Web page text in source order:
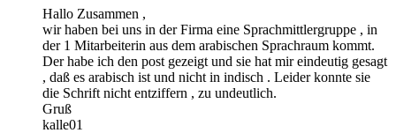
Hallo Zusammen ,
wir haben bei uns in der Firma eine Sprachmittlergruppe , in
der 1 Mitarbeiterin aus dem arabischen Sprachraum kommt.
Der habe ich den post gezeigt und sie hat mir eindeutig gesagt
, daß es arabisch ist und nicht in indisch . Leider konnte sie
die Schrift nicht entziffern , zu undeutlich.
Gruß
kalle01